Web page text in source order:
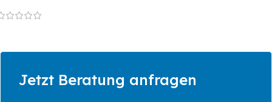
Jetzt Beratung anfragen